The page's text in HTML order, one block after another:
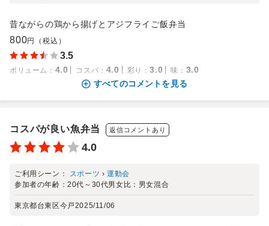
昔ながらの鶏から揚げとアジフライご飯弁当
800円（税込）
3.5
ボリューム ： 4.0 コスパ ： 4.0 彩り ：3.0 味 ： 3.0
すべてのコメントを見る
コスパが良い魚弁当 返信コメントあり
4.0
ご利用シーン： スポーツ ›運動会
参加者の年齢：20代～30代男女比： 男女混合
東京都台東区今戸2025/11/06